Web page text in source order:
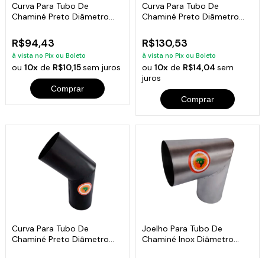
Curva Para Tubo De
Chaminé Preto Diâmetro
R$94,43
à vista no Pix ou Boleto
ou10x de R$10,15sem juros
Comprar
Curva Para Tubo De
Chaminé Preto Diâmetro
R$130,53
à vista no Pix ou Boleto
ou 10xde R$14,04 sem
juros
Comprar
Curva Para Tubo De
Chaminé Preto Diâmetro
Joelho Para Tubo De
Chaminé Inox Diâmetro